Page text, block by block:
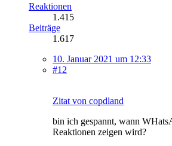
Reaktionen
1.415
Beiträge
1.617
10. Januar 2021 um 12:33
#12
Zitat von copdland
bin ich gespannt, wann
Reaktionen zeigen wird?